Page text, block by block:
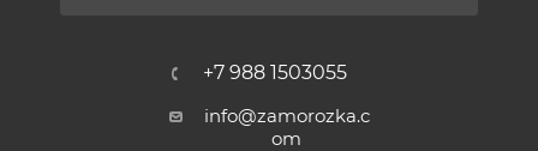
+7 988 1503055
info@zamorozka.c
om